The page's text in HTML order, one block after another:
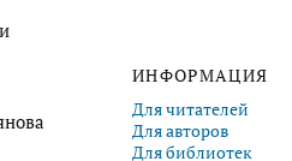
ИНФОРМАЦИЯ
Для читателей
Для авторов
Для библиотек